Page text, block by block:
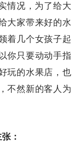
情况，为了给大
大家带来好的水
着几个女孩子起
你只要动动手指
玩的水果店，也
不然新的客人为
：